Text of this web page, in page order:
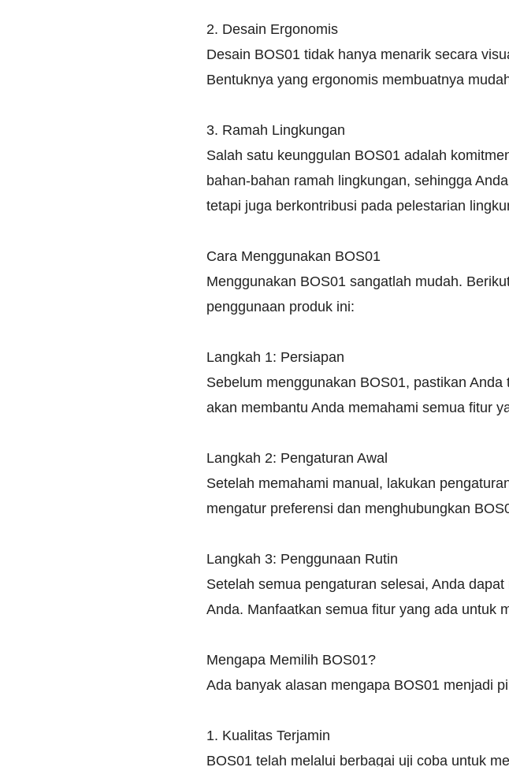
2. Desain Ergonomis
Desain BOS01 tidak hanya menarik secara
Bentuknya yang ergonomis membuatnya
3. Ramah Lingkungan
Salah satu keunggulan BOS01 adalah
bahan-bahan ramah lingkungan, sehingga
tetapi juga berkontribusi pada pelestarian
Cara Menggunakan BOS01
Menggunakan BOS01 sangatlah mudah.
penggunaan produk ini:
Langkah 1: Persiapan
Sebelum menggunakan BOS01, pastikan
akan membantu Anda memahami semua fitur
Langkah 2: Pengaturan Awal
Setelah memahami manual, lakukan
mengatur preferensi dan menghubungkan
Langkah 3: Penggunaan Rutin
Setelah semua pengaturan selesai, Anda
Anda. Manfaatkan semua fitur yang ada untuk
Mengapa Memilih BOS01?
Ada banyak alasan mengapa BOS01 menjadi
1. Kualitas Terjamin
BOS01 telah melalui berbagai uji coba untuk